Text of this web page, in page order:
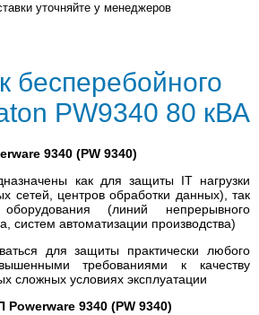
уточняйте у менеджеров
бесперебойного
PW9340 80 кВА
9340 (PW 9340)
как для защиты IT нагрузки
сетей, центров обработки данных), так
(линий непрерывного
систем автоматизации производства)
для защиты практически любого
требованиями к качеству
сложных условиях эксплуатации
9340 (PW 9340)